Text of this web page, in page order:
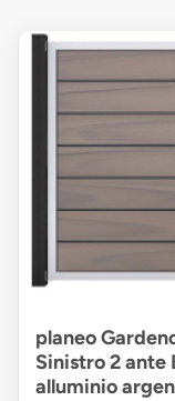
planeo
Sinistro 2 ante
alluminio